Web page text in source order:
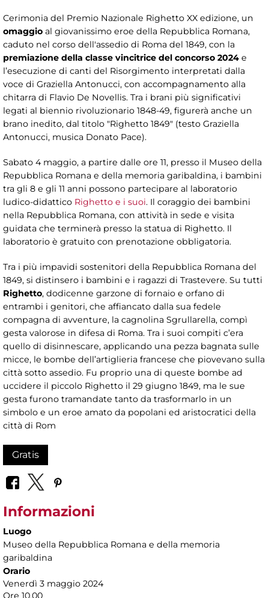
Cerimonia del Premio Nazionale Righetto XX edizione, un
omaggio al giovanissimo eroe della Repubblica Romana,
caduto nel corso dell'assedio di Roma del 1849, con la
premiazione della classe vincitrice del concorso 2024 e
l’esecuzione di canti del Risorgimento interpretati dalla
voce di Graziella Antonucci, con accompagnamento alla
chitarra di Flavio De Novellis. Tra i brani più significativi
legati al biennio rivoluzionario 1848-49, figurerà anche un
brano inedito, dal titolo "Righetto 1849" (testo Graziella
Antonucci, musica Donato Pace).
Sabato 4 maggio, a partire dalle ore 11, presso il Museo della
Repubblica Romana e della memoria garibaldina, i bambini
tra gli 8 e gli 11 anni possono partecipare al laboratorio
ludico-didattico Righetto e i suoi. Il coraggio dei bambini
nella Repubblica Romana, con attività in sede e visita
guidata che terminerà presso la statua di Righetto. Il
laboratorio è gratuito con prenotazione obbligatoria.
Tra i più impavidi sostenitori della Repubblica Romana del
1849, si distinsero i bambini e i ragazzi di Trastevere. Su tutti
Righetto, dodicenne garzone di fornaio e orfano di
entrambi i genitori, che affiancato dalla sua fedele
compagna di avventure, la cagnolina Sgrullarella, compì
gesta valorose in difesa di Roma. Tra i suoi compiti c’era
quello di disinnescare, applicando una pezza bagnata sulle
micce, le bombe dell’artiglieria francese che piovevano sulla
città sotto assedio. Fu proprio una di queste bombe ad
uccidere il piccolo Righetto il 29 giugno 1849, ma le sue
gesta furono tramandate tanto da trasformarlo in un
simbolo e un eroe amato da popolani ed aristocratici della
città di Rom
Gratis
Informazioni
Luogo
Museo della Repubblica Romana e della memoria
garibaldina
Orario
Venerdì 3 maggio 2024
Ore 10.00